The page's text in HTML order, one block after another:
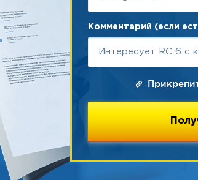
Комментарий (если